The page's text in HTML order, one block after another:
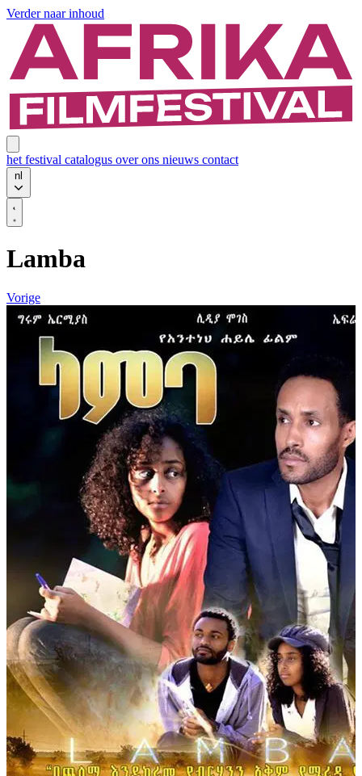
Verder naar inhoud
het festival catalogus over ons nieuws contact
nl
Lamba
Vorige